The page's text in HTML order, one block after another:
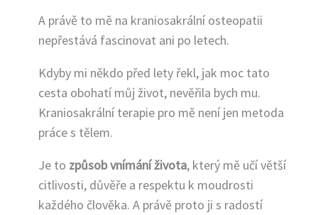
Praha
2023 – 2025 Training of Life,
Komala Amorim a Gregor
Szeinmaurer, Živá Voda,
Kohoutov
A právě to mě na kraniosakrální osteopatii
nepřestává fascinovat ani po letech.
Kdyby mi někdo před lety řekl, jak moc tato
cesta obohatí můj život, nevěřila bych mu.
Kraniosakrální terapie pro mě není jen metoda
práce s tělem.
Je to způsob vnímání života, který mě učí větší
citlivosti, důvěře a respektu k moudrosti
každého člověka. A právě proto ji s radostí